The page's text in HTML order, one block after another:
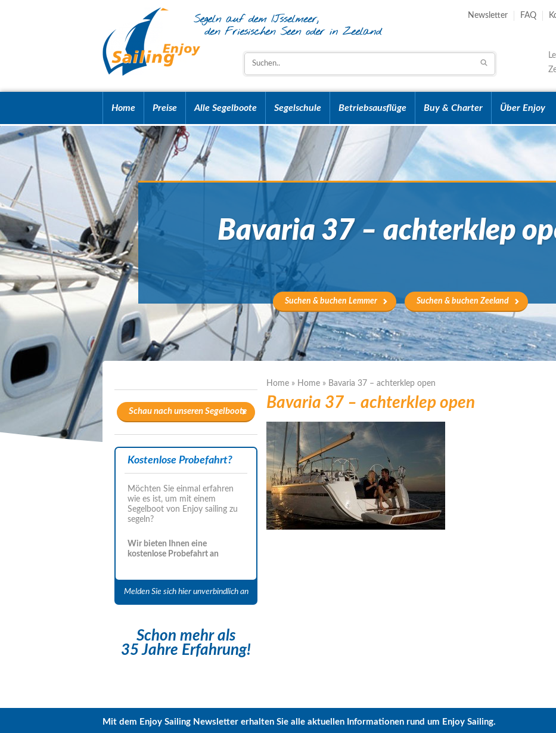
Newsletter FAQ
Home Preise Alle Segelboote Segelschule Betriebsausflüge Buy & Charter Über Enjoy
Bavaria 37 – achterklep
Suchen & buchen Lemmer Suchen & buchen Zeeland
Home » Home » Bavaria 37 – achterklep open
Bavaria 37 – achterklep open
Schau nach unseren Segelboote
Kostenlose Probefahrt?
Möchten Sie einmal erfahren
wie es ist, um mit einem
Segelboot von Enjoy sailing zu
segeln?
Wir bieten Ihnen eine
kostenlose Probefahrt an
Melden Sie sich hier unverbindlich an
Schon mehr als
35 Jahre Erfahrung!
Mit dem Enjoy Sailing Newsletter erhalten Sie alle aktuellen Informationen rund um Enjoy Sailing.